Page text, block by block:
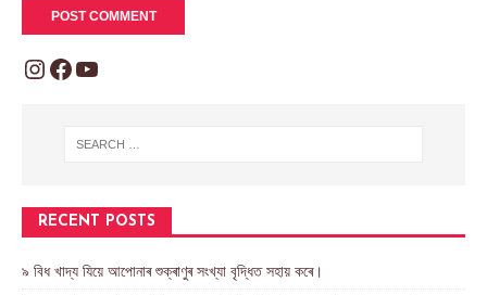
RECENT POSTS
৯ বিধ খাদ্য যিয়ে আপোনাৰ শুক্ৰাণুৰ সংখ্যা বৃদ্ধিত সহায় কৰে।